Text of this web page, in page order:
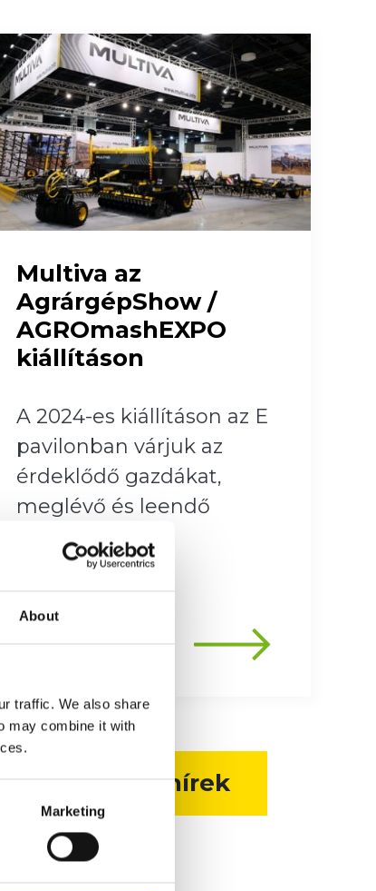
About
traffic. We also share
may combine it with
Marketing
Multiva az
AgrárgépShow /
AGROmashEXPO
kiállításon
A 2024-es kiállításon az E
pavilonban várjuk az
érdeklődő gazdákat,
meglévő és leendő
partnereinket.
További hírek